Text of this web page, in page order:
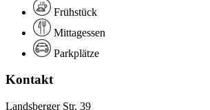
Frühstück
Mittagessen
Parkplätze
Kontakt
Landsberger Str. 39